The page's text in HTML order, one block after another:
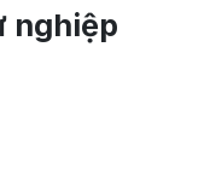
nghiệp